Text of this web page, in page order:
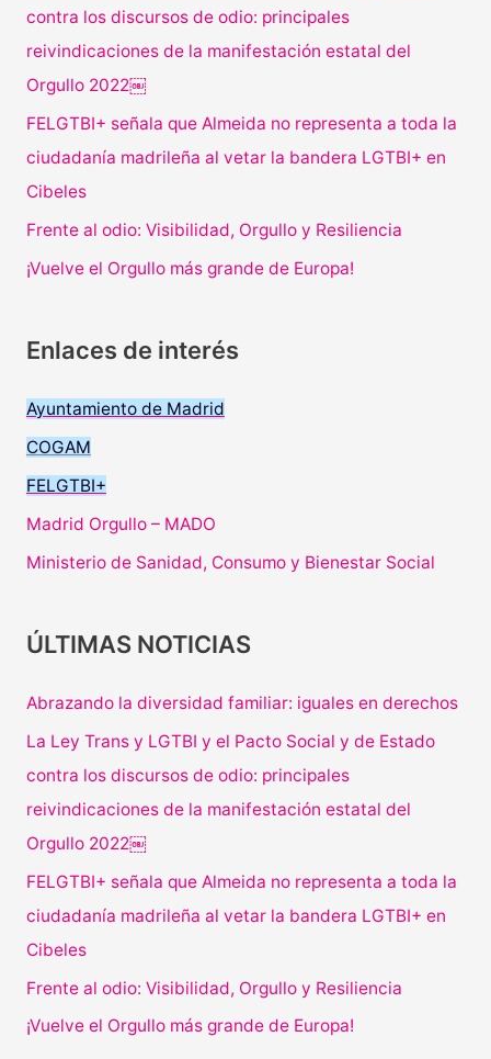
contra los discursos de odio: principales
reivindicaciones de la manifestación estatal del
Orgullo 2022￼
FELGTBI+ señala que Almeida no representa a toda la
ciudadanía madrileña al vetar la bandera LGTBI+ en
Cibeles
Frente al odio: Visibilidad, Orgullo y Resiliencia
¡Vuelve el Orgullo más grande de Europa!
Enlaces de interés
Ayuntamiento de Madrid
COGAM
FELGTBI+
Madrid Orgullo – MADO
Ministerio de Sanidad, Consumo y Bienestar Social
ÚLTIMAS NOTICIAS
Abrazando la diversidad familiar: iguales en derechos
La Ley Trans y LGTBI y el Pacto Social y de Estado
contra los discursos de odio: principales
reivindicaciones de la manifestación estatal del
Orgullo 2022￼
FELGTBI+ señala que Almeida no representa a toda la
ciudadanía madrileña al vetar la bandera LGTBI+ en
Cibeles
Frente al odio: Visibilidad, Orgullo y Resiliencia
¡Vuelve el Orgullo más grande de Europa!